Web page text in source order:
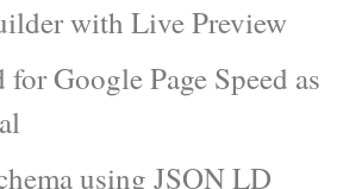
with Live Preview
Google Page Speed as
using JSON LD